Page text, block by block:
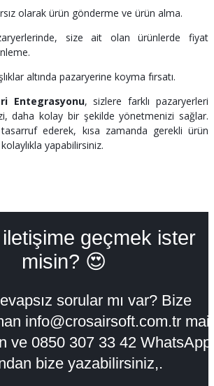
olarak ürün gönderme ve ürün alma.
size ait olan ürünlerde fiyat
altında pazaryerine koyma fırsatı.
Entegrasyonu, sizlere farklı pazaryerleri
daha kolay bir şekilde yönetmenizi sağlar.
ederek, kısa zamanda gerekli ürün
yapabilirsiniz.
geçmek ister
misin? 😍
sorular mı var? Bize
info@crosairsoft.com.tr mail
ve 0850 307 33 42 WhatsApp
bize yazabilirsiniz,.